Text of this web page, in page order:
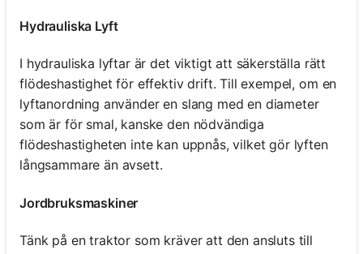
Hydrauliska Lyft
I hydrauliska lyftar är det viktigt att säkerställa rätt
flödeshastighet för effektiv drift. Till exempel, om en
lyftanordning använder en slang med en diameter
som är för smal, kanske den nödvändiga
flödeshastigheten inte kan uppnås, vilket gör lyften
långsammare än avsett.
Jordbruksmaskiner
Tänk på en traktor som kräver att den ansluts till